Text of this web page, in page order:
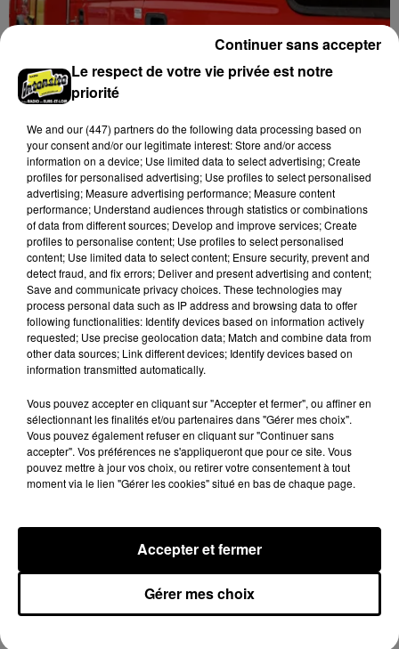
Le feu s'est déclaré dans la nuit de jeudi à vendredi à
Beaumont-les-Autels.
A LA UNE Voir plus
🔊 Une pénichette volante en Eure-et-Loir
de matinée. Une pénichette non pas sur l'eau mais
LE GRAND FORMAT Voir plus
Le respect de votre vie privée est notre
priorité
We and our (447) partnersdo the following data processing based on
your consent and/or our legitimate interest: Store and/or access
information on a device; Use limited data to select advertising; Create
profiles for personalised advertising; Use profiles to select personalised
advertising; Measure advertising performance; Measure content
performance; Understand audiences through statistics or combinations
of data from different sources; Develop and improve services; Create
profiles to personalise content; Use profiles to select personalised
content; Use limited data to select content; Ensure security, prevent and
detect fraud, and fix errors; Deliver and present advertising and content;
Save and communicate privacy choices. These technologies may
process personal data such as IP address and browsing data to offer
following functionalities: Identify devices based on information actively
requested; Use precise geolocation data; Match and combine data from
other data sources; Link different devices; Identify devices based on
information transmitted automatically.
Vous pouvez accepter en cliquant sur "Accepter et fermer", ou affiner en
sélectionnant les finalités et/ou partenaires dans "Gérer mes choix".
Vous pouvez également refuser en cliquant sur "Continuer sans
accepter". Vos préférences ne s'appliqueront que pour ce site. Vous
pouvez mettre à jour vos choix, ou retirer votre consentement à tout
moment via le lien "Gérer les cookies" situé en bas de chaque page.
Gérer mes choix
Accepter et fermer
Continuer sans accepter